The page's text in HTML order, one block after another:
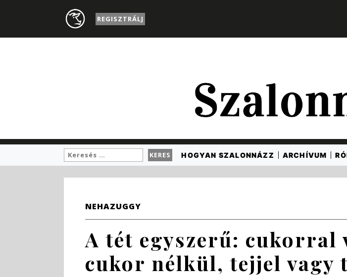
REGISZTRÁLJ
HOGYAN SZALONNÁZZ ARCHÍVUM
NEHAZUGGY
A tét egyszerű: cukorral
cukor nélkül, tejjel vagy